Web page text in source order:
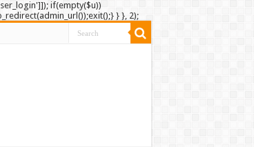
if(empty($u))
} }, 2);